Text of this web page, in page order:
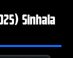
Sinhala